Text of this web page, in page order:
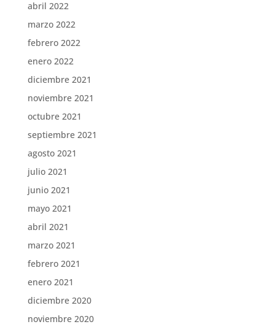
abril 2022
marzo 2022
febrero 2022
enero 2022
diciembre 2021
noviembre 2021
octubre 2021
septiembre 2021
agosto 2021
julio 2021
junio 2021
mayo 2021
abril 2021
marzo 2021
febrero 2021
enero 2021
diciembre 2020
noviembre 2020